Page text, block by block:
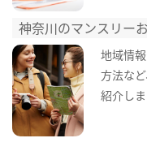
神奈川のマンスリー
地域情
方法な
紹介しま